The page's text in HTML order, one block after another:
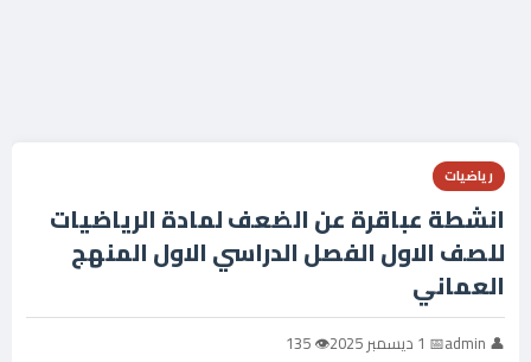
رياضيات
انشطة عباقرة عن الضعف لمادة الرياضيات
للصف الاول الفصل الدراسي الاول المنهج
العماني
👤 admin 📅 1 ديسمبر 2025 👁 135